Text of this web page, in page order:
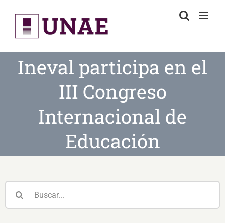
content
Ineval participa en el
III Congreso
Internacional de
Educación